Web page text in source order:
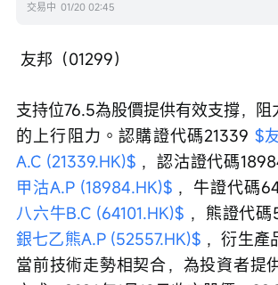
交易中 01/20 02:45
友邦（01299）
支持位76.5為股價提供有效支撐，
的上行阻力。認購證代碼21339 $
A.C (21339.HK)$ ，認沽證代碼
甲沽A.P (18984.HK)$ ，牛證代碼
八六牛B.C (64101.HK)$ ，熊證代碼
銀七乙熊A.P (52557.HK)$ ，衍生產
當前技術走勢相契合，為投資者提